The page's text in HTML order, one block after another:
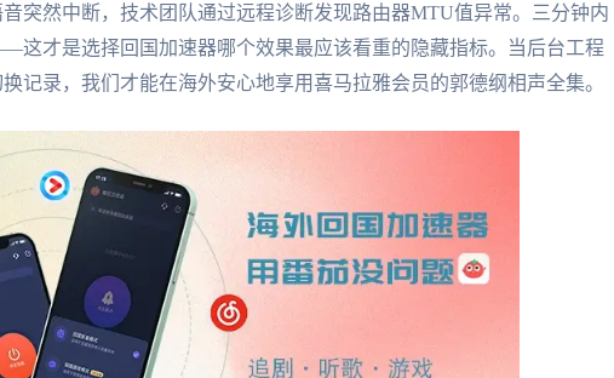
突然中断，技术团队通过远程诊断发现路由器MTU值异常。三分钟内
这才是选择回国加速器哪个效果最应该看重的隐藏指标。当后台工程
记录，我们才能在海外安心地享用喜马拉雅会员的郭德纲相声全集。